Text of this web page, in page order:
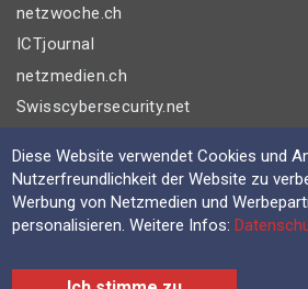
netzwoche.ch
ICTjournal
netzmedien.ch
Swisscybersecurity.net
© NETZMEDIEN AG 2026
Impressum
Datenschutzerklärung
Diese Website verwendet Cookies und
Nutzerfreundlichkeit der Website zu
Werbung von Netzmedien und
personalisieren. Weitere Infos: